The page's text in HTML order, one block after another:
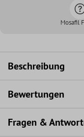
Mosafil
Beschreibung
Bewertungen
Fragen &